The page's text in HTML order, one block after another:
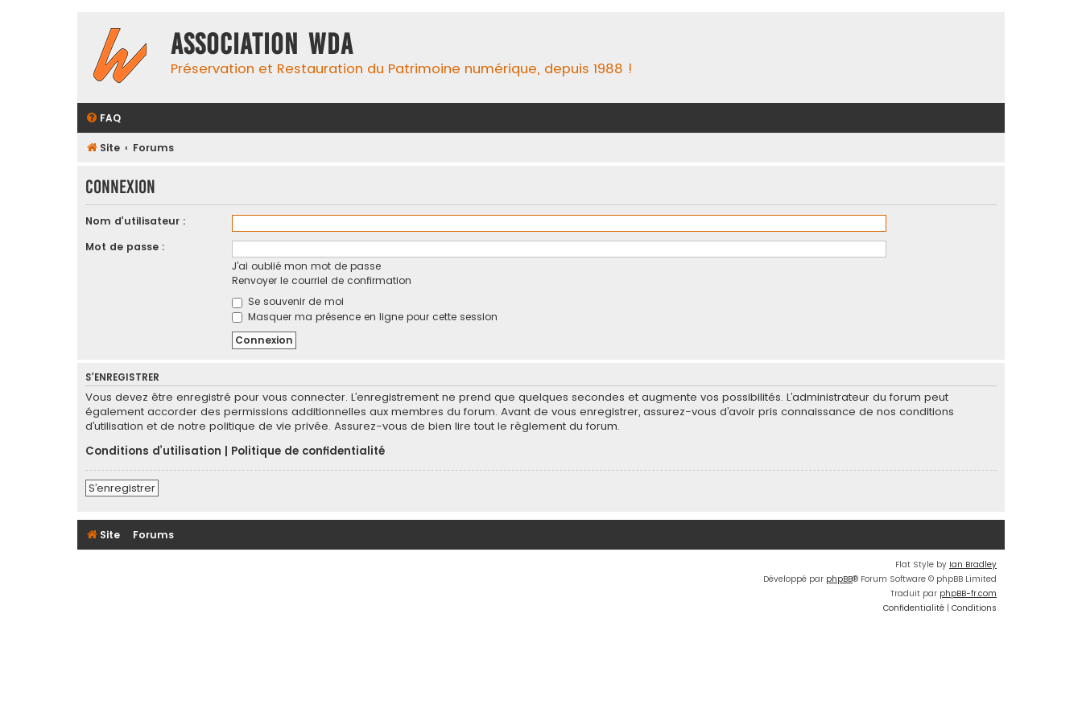
Association WDA
Préservation et Restauration du Patrimoine numérique, depuis 1988 !
FAQ
Site Forums
Connexion
Nom d’utilisateur :
Mot de passe :
J’ai oublié mon mot de passe
Renvoyer le courriel de confirmation
Se souvenir de moi
Masquer ma présence en ligne pour cette session
S’ENREGISTRER
Vous devez être enregistré pour vous connecter. L’enregistrement ne prend que quelques secondes et augmente vos possibilités. L’administrateur du forum peut
également accorder des permissions additionnelles aux membres du forum. Avant de vous enregistrer, assurez-vous d’avoir pris connaissance de nos conditions
d’utilisation et de notre politique de vie privée. Assurez-vous de bien lire tout le règlement du forum.
Conditions d’utilisation
Politique de confidentialité
S’enregistrer
Site Forums
Flat Style by Ian Bradley
Développé par phpBB® Forum Software © phpBB Limited
Traduit par phpBB-fr.com
Confidentialité | Conditions